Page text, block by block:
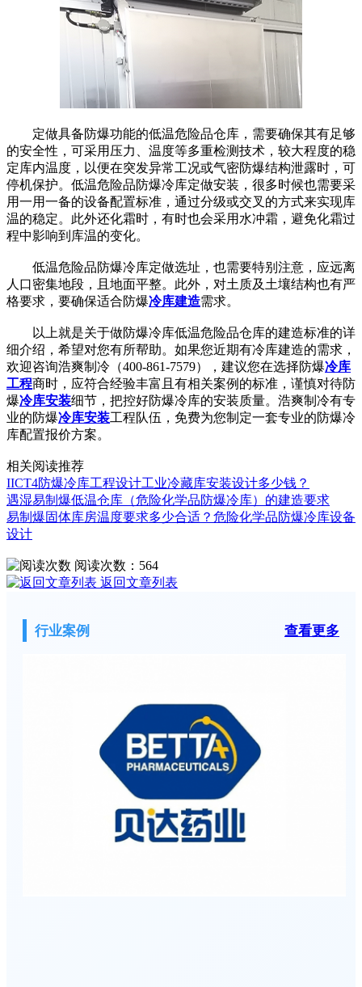
定做具备防爆功能的低温危险品仓库，需要确保其有足够
的安全性，可采用压力、温度等多重检测技术，较大程度的稳
定库内温度，以便在突发异常工况或气密防爆结构泄露时，可
停机保护。低温危险品防爆冷库定做安装，很多时候也需要采
用一用一备的设备配置标准，通过分级或交叉的方式来实现库
温的稳定。此外还化霜时，有时也会采用水冲霜，避免化霜过
程中影响到库温的变化。
低温危险品防爆冷库定做选址，也需要特别注意，应远离
人口密集地段，且地面平整。此外，对土质及土壤结构也有严
格要求，要确保适合防爆冷库建造需求。
以上就是关于做防爆冷库低温危险品仓库的建造标准的详
细介绍，希望对您有所帮助。如果您近期有冷库建造的需求，
欢迎咨询浩爽制冷（400-861-7579），建议您在选择防爆冷库
工程商时，应符合经验丰富且有相关案例的标准，谨慎对待防
爆冷库安装细节，把控好防爆冷库的安装质量。浩爽制冷有专
业的防爆冷库安装工程队伍，免费为您制定一套专业的防爆冷
库配置报价方案。
相关阅读推荐
IICT4防爆冷库工程设计工业冷藏库安装设计多少钱？
遇湿易制爆低温仓库（危险化学品防爆冷库）的建造要求
易制爆固体库房温度要求多少合适？危险化学品防爆冷库设备
设计
阅读次数： 564
返回文章列表
行业案例 查看更多